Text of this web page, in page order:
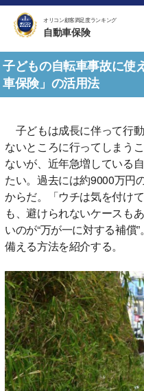
オリコン顧客満足度ランキング
自動車保険
子どもの自転車事故に
車保険」の活用法
子どもは成長に伴って行
ないところに行ってしまう
ないが、近年急増している
たい。過去には約9000万円
からだ。「ウチは気を付け
も、避けられないケースも
いのが“万が一に対する補償
備える方法を紹介する。